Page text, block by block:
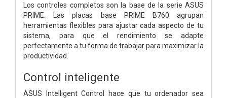
Los controles completos son la base de la serie ASUS
PRIME. Las placas base PRIME B760 agrupan
herramientas flexibles para ajustar cada aspecto de tu
sistema, para que el rendimiento se adapte
perfectamente a tu forma de trabajar para maximizar la
productividad.
Control inteligente
ASUS Intelligent Control hace que tu ordenador sea